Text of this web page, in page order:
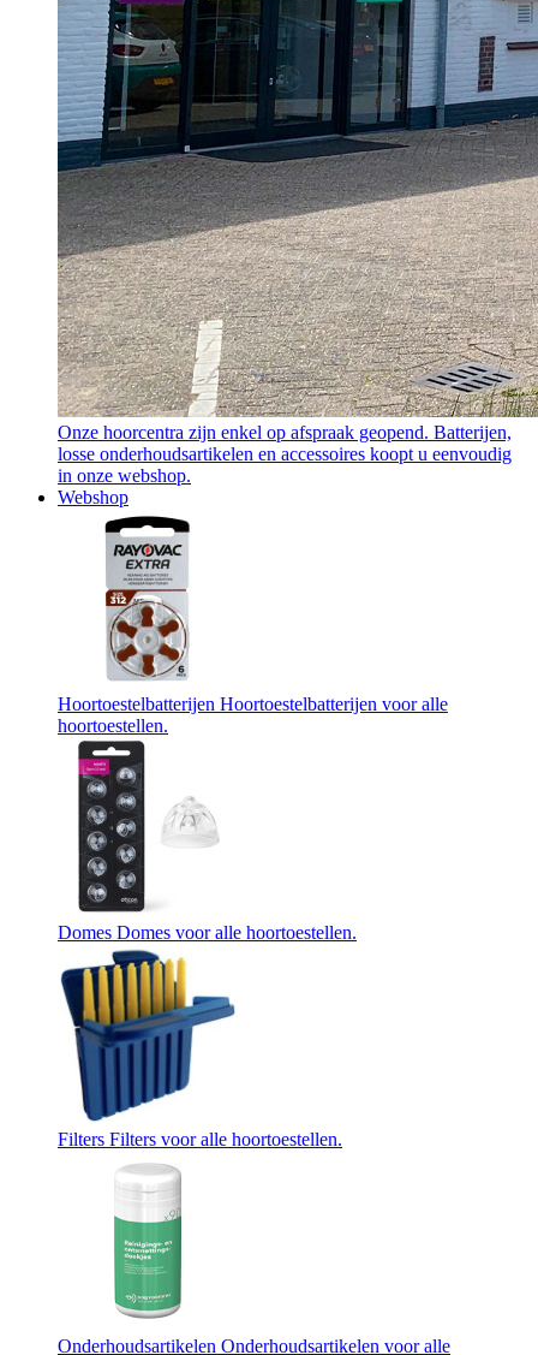
Onze hoorcentra zijn enkel op afspraak geopend. Batterijen,
losse onderhoudsartikelen en accessoires koopt u eenvoudig
in onze webshop.
Webshop
Hoortoestelbatterijen Hoortoestelbatterijen voor alle
hoortoestellen.
Domes Domes voor alle hoortoestellen.
Filters Filters voor alle hoortoestellen.
Onderhoudsartikelen Onderhoudsartikelen voor alle